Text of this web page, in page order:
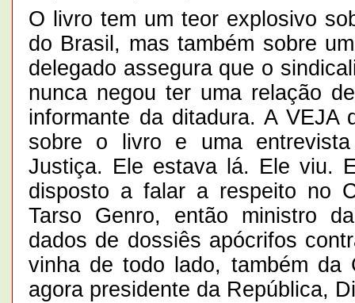
O livro tem um teor explosivo
do Brasil, mas também sobre
delegado assegura que o
nunca negou ter uma relação
informante da ditadura. A VEJA
sobre o livro e uma
Justiça. Ele estava lá. Ele viu.
disposto a falar a respeito no
Tarso Genro, então ministro
dados de dossiês apócrifos
vinha de todo lado, também
agora presidente da República,